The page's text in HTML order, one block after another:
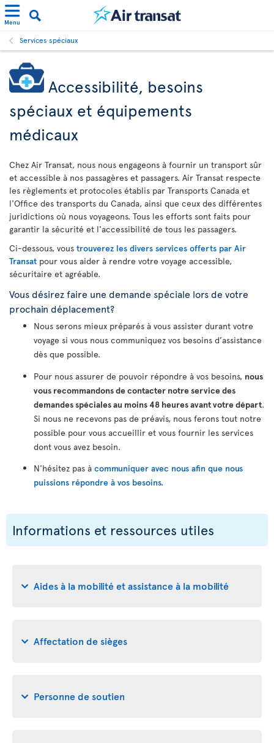
Menu
Services spéciaux
Accessibilité, besoins
spéciaux et équipements
médicaux
Chez Air Transat, nous nous engageons à fournir un transport sûr
et accessible à nos passagères et passagers. Air Transat respecte
les règlements et protocoles établis par Transports Canada et
l'Office des transports du Canada, ainsi que ceux des différentes
juridictions où nous voyageons. Tous les efforts sont faits pour
garantir la sécurité et l'accessibilité de tous les passagers.
Ci-dessous, vous trouverez les divers services offerts par Air
Transat pour vous aider à rendre votre voyage accessible,
sécuritaire et agréable.
Vous désirez faire une demande spéciale lors de votre
prochain déplacement?
Nous serons mieux préparés à vous assister durant votre
voyage si vous nous communiquez vos besoins d’assistance
dès que possible.
Pour nous assurer de pouvoir répondre à vos besoins, nous
vous recommandons de contacter notre service des
demandes spéciales au moins 48 heures avant votre départ.
Si nous ne recevons pas de préavis, nous ferons tout notre
possible pour vous accueillir et vous fournir les services
dont vous avez besoin.
N'hésitez pas à communiquer avec nous afin que nous
puissions répondre à vos besoins.
Informations et ressources utiles
Aides à la mobilité et assistance à la mobilité
Affectation de sièges
Personne de soutien